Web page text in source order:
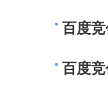
百度
百度